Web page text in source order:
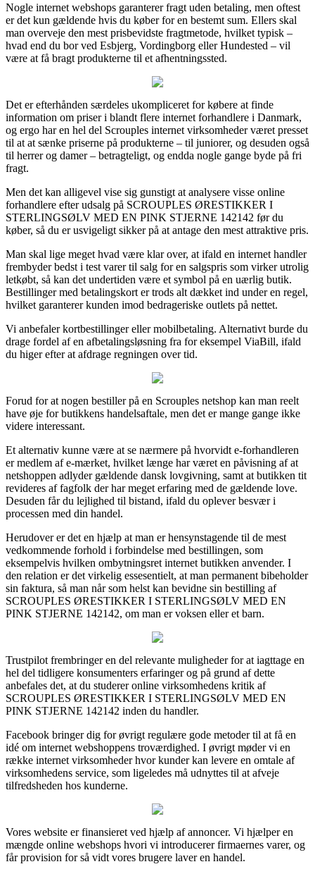
Nogle internet webshops garanterer fragt uden betaling, men oftest
er det kun gældende hvis du køber for en bestemt sum. Ellers skal
man overveje den mest prisbevidste fragtmetode, hvilket typisk –
hvad end du bor ved Esbjerg, Vordingborg eller Hundested – vil
være at få bragt produkterne til et afhentningssted.
Det er efterhånden særdeles ukompliceret for købere at finde
information om priser i blandt flere internet forhandlere i Danmark,
og ergo har en hel del Scrouples internet virksomheder været presset
til at at sænke priserne på produkterne – til juniorer, og desuden også
til herrer og damer – betragteligt, og endda nogle gange byde på fri
fragt.
Men det kan alligevel vise sig gunstigt at analysere visse online
forhandlere efter udsalg på SCROUPLES ØRESTIKKER I
STERLINGSØLV MED EN PINK STJERNE 142142 før du
køber, så du er usvigeligt sikker på at antage den mest attraktive pris.
Man skal lige meget hvad være klar over, at ifald en internet handler
frembyder bedst i test varer til salg for en salgspris som virker utrolig
letkøbt, så kan det undertiden være et symbol på en uærlig butik.
Bestillinger med betalingskort er trods alt dækket ind under en regel,
hvilket garanterer kunden imod bedrageriske outlets på nettet.
Vi anbefaler kortbestillinger eller mobilbetaling. Alternativt burde du
drage fordel af en afbetalingsløsning fra for eksempel ViaBill, ifald
du higer efter at afdrage regningen over tid.
Forud for at nogen bestiller på en Scrouples netshop kan man reelt
have øje for butikkens handelsaftale, men det er mange gange ikke
videre interessant.
Et alternativ kunne være at se nærmere på hvorvidt e-forhandleren
er medlem af e-mærket, hvilket længe har været en påvisning af at
netshoppen adlyder gældende dansk lovgivning, samt at butikken tit
revideres af fagfolk der har meget erfaring med de gældende love.
Desuden får du lejlighed til bistand, ifald du oplever besvær i
processen med din handel.
Herudover er det en hjælp at man er hensynstagende til de mest
vedkommende forhold i forbindelse med bestillingen, som
eksempelvis hvilken ombytningsret internet butikken anvender. I
den relation er det virkelig essesentielt, at man permanent bibeholder
sin faktura, så man når som helst kan bevidne sin bestilling af
SCROUPLES ØRESTIKKER I STERLINGSØLV MED EN
PINK STJERNE 142142, om man er voksen eller et barn.
Trustpilot frembringer en del relevante muligheder for at iagttage en
hel del tidligere konsumenters erfaringer og på grund af dette
anbefales det, at du studerer online virksomhedens kritik af
SCROUPLES ØRESTIKKER I STERLINGSØLV MED EN
PINK STJERNE 142142 inden du handler.
Facebook bringer dig for øvrigt regulære gode metoder til at få en
idé om internet webshoppens troværdighed. I øvrigt møder vi en
række internet virksomheder hvor kunder kan levere en omtale af
virksomhedens service, som ligeledes må udnyttes til at afveje
tilfredsheden hos kunderne.
Vores website er finansieret ved hjælp af annoncer. Vi hjælper en
mængde online webshops hvori vi introducerer firmaernes varer, og
får provision for så vidt vores brugere laver en handel.